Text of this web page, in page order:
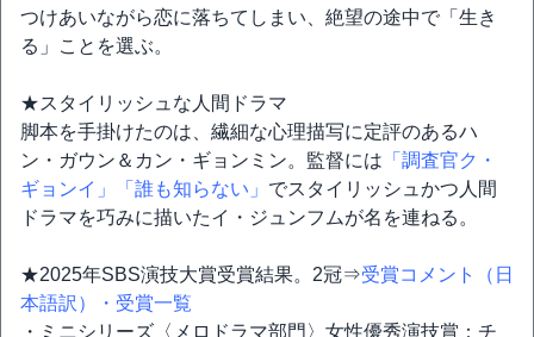
つけあいながら恋に落ちてしまい、絶望の途中で「生き
る」ことを選ぶ。
★スタイリッシュな人間ドラマ
脚本を手掛けたのは、繊細な心理描写に定評のあるハ
ン・ガウン＆カン・ギョンミン。監督には 「調査官ク・
ギョンイ」
「誰も知らない」 でスタイリッシュかつ人間
ドラマを巧みに描いたイ・ジュンフムが名を連ねる。
★2025年SBS演技大賞受賞結果。2冠⇒受賞コメント（日
本語訳）・受賞一覧
・ミニシリーズ〈メロドラマ部門〉女性優秀演技賞：チ